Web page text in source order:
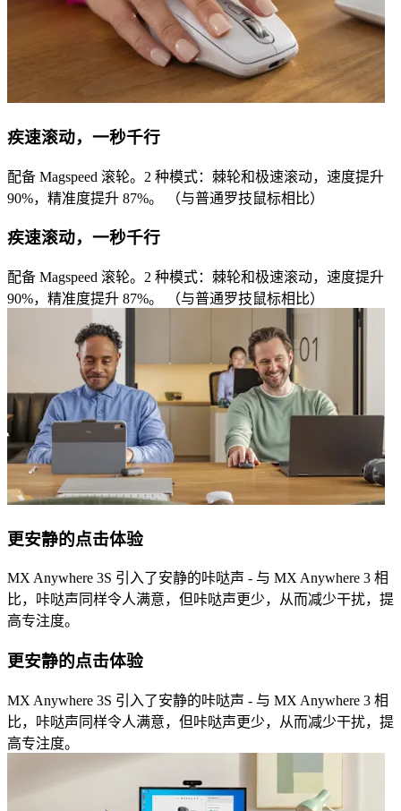
疾速滚动，一秒千行
配备 Magspeed 滚轮。2 种模式：棘轮和极速滚动，速度提升
90%，精准度提升 87%。 （与普通罗技鼠标相比）
疾速滚动，一秒千行
配备 Magspeed 滚轮。2 种模式：棘轮和极速滚动，速度提升
90%，精准度提升 87%。 （与普通罗技鼠标相比）
更安静的点击体验
MX Anywhere 3S 引入了安静的咔哒声 - 与 MX Anywhere 3 相
比，咔哒声同样令人满意，但咔哒声更少，从而减少干扰，提
高专注度。
更安静的点击体验
MX Anywhere 3S 引入了安静的咔哒声 - 与 MX Anywhere 3 相
比，咔哒声同样令人满意，但咔哒声更少，从而减少干扰，提
高专注度。